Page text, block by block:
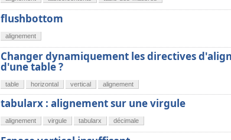
flushbottom
alignement
Changer dynamiquement les directives
d'une table ?
table horizontal vertical alignement
tabularx : alignement sur une virgule
alignement virgule tabularx décimale